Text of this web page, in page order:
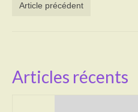
Heures d’ouverture
Infos utiles
Article précédent
Articles récents